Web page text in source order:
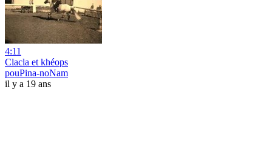
4:11
Clacla et khéops
pouPina-noNam
il y a 19 ans